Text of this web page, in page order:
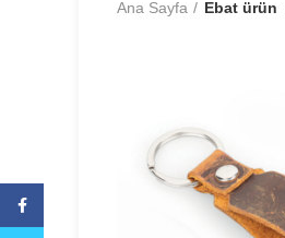
Ana Sayfa Ebat ürün